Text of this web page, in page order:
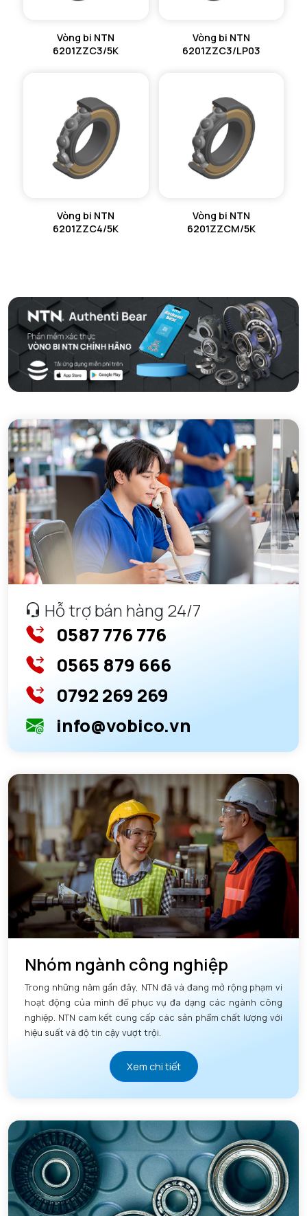
Vòng bi NTN
6201ZZC3/5K
Vòng bi NTN
6201ZZC3/LP03
Vòng bi NTN
6201ZZC4/5K
Vòng bi NTN
6201ZZCM/5K
Hỗ trợ bán hàng 24/7
0587 776 776
0565 879 666
0792 269 269
info@vobico.vn
Nhóm ngành công nghiệp
Trong những năm gần đây, NTN đã và đang mở rộng phạm vi
hoạt động của mình để phục vụ đa dạng các ngành công
nghiệp. NTN cam kết cung cấp các sản phẩm chất lượng với
hiệu suất và độ tin cậy vượt trội.
Xem chi tiết